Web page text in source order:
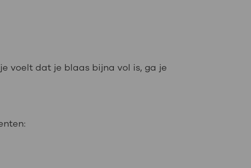
voelt dat je blaas bijna vol is, ga je